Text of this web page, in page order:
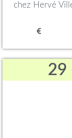
chez Hervé
29